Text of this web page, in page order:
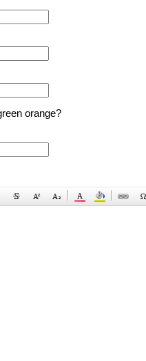
orange?